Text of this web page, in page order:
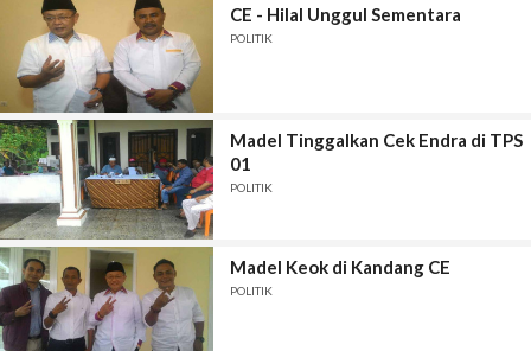
CE - Hilal Unggul Sementara
POLITIK
Madel Tinggalkan Cek Endra di TPS
01
POLITIK
Madel Keok di Kandang CE
POLITIK